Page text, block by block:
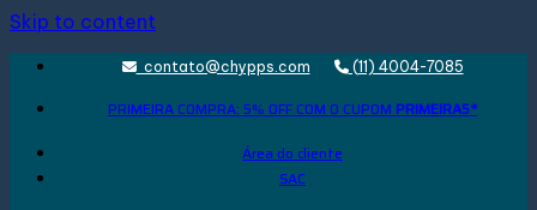
Skip to content
contato@chypps.com (11) 4004-7085
PRIMEIRA COMPRA: 5% OFF COM O CUPOM PRIMEIRA5*
Área do cliente
SAC